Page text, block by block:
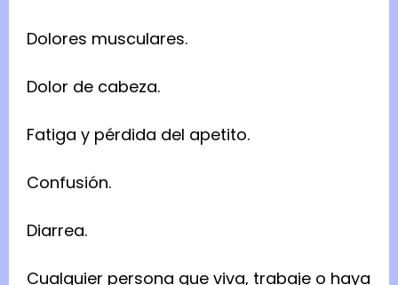
Dolores musculares.
Dolor de cabeza.
Fatiga y pérdida del apetito.
Confusión.
Diarrea.
Cualquier persona que viva, trabaje o haya